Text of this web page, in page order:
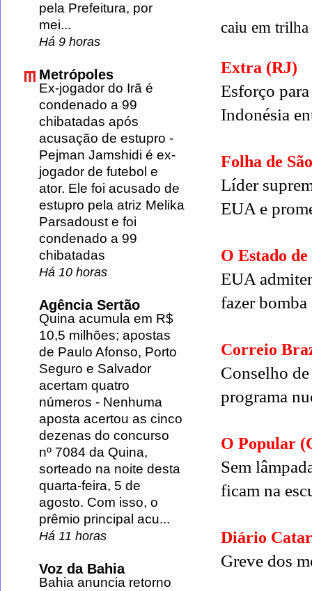
caiu em
Extra (RJ)
Esforço
Indonésia
Folha de
Líder
EUA e
O Estado
EUA
fazer bomba
Correio
Conselho
programa
O Popular
Sem
ficam na
Diário
Greve dos
pela Prefeitura, por
mei...
Há 9 horas
Metrópoles
Ex-jogador do Irã é
condenado a 99
chibatadas após
acusação de estupro -
Pejman Jamshidi é ex-
jogador de futebol e
ator. Ele foi acusado de
estupro pela atriz Melika
Parsadoust e foi
condenado a 99
chibatadas
Há 10 horas
Agência Sertão
Quina acumula em R$
10,5 milhões; apostas
de Paulo Afonso, Porto
Seguro e Salvador
acertam quatro
números - Nenhuma
aposta acertou as cinco
dezenas do concurso
nº 7084 da Quina,
sorteado na noite desta
quarta-feira, 5 de
agosto. Com isso, o
prêmio principal acu...
Há 11 horas
Voz da Bahia
Bahia anuncia retorno